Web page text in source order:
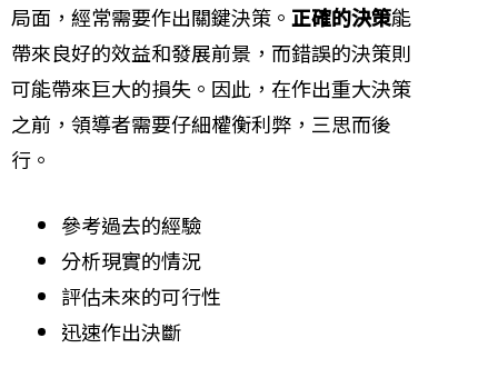
局面，經常需要作出關鍵決策。 正確的決策能
帶來良好的效益和發展前景，而錯誤的決策則
可能帶來巨大的損失。因此，在作出重大決策
之前，領導者需要仔細權衡利弊，三思而後
行。
參考過去的經驗
分析現實的情況
評估未來的可行性
迅速作出決斷